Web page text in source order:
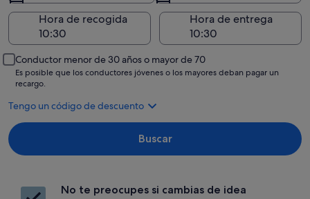
Hora de recogida
Hora de entrega
Conductor menor de 30 años o mayor de 70
Es posible que los conductores jóvenes o los mayores deban pagar un
recargo.
Tengo un código de descuento
Buscar
No te preocupes si cambias de idea